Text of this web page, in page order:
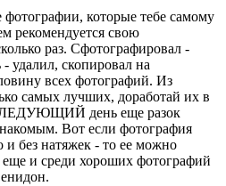
которые тебе самому
рекомендуется свою
раз. Сфотографировал -
удалил, скопировал на
всех фотографий. Из
самых лучших, доработай их в
день еще разок
Вот если фотография
и без натяжек - то ее можно
и среди хороших фотографий